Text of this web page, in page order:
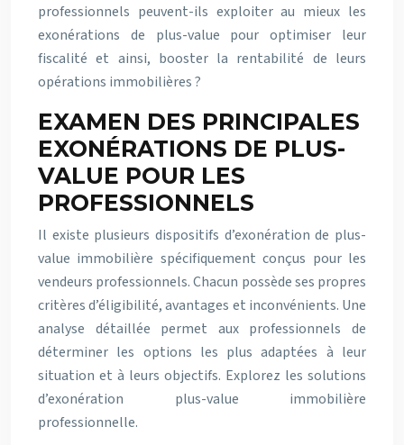
professionnels peuvent-ils exploiter au mieux les
exonérations de plus-value pour optimiser leur
fiscalité et ainsi, booster la rentabilité de leurs
opérations immobilières ?
EXAMEN DES PRINCIPALES
EXONÉRATIONS DE PLUS-
VALUE POUR LES
PROFESSIONNELS
Il existe plusieurs dispositifs d’exonération de plus-
value immobilière spécifiquement conçus pour les
vendeurs professionnels. Chacun possède ses propres
critères d’éligibilité, avantages et inconvénients. Une
analyse détaillée permet aux professionnels de
déterminer les options les plus adaptées à leur
situation et à leurs objectifs. Explorez les solutions
d’exonération plus-value immobilière
professionnelle.